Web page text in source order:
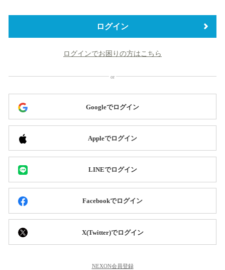
替
ログイン
ログインでお困りの方はこちら
Googleでログイン
Appleでログイン
LINEでログイン
Facebookでログイン
X(Twitter)でログイン
NEXON会員登録